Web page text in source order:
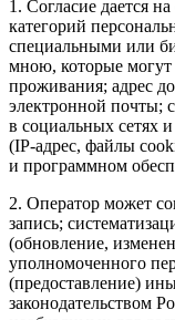
1. Согласие дается
категорий
специальными или
мною, которые могут
проживания; адрес
электронной почты;
в социальных сетях
(IP-адрес, файлы
и программном
2. Оператор может
запись;
(обновление,
уполномоченного
(предоставление)
законодательством